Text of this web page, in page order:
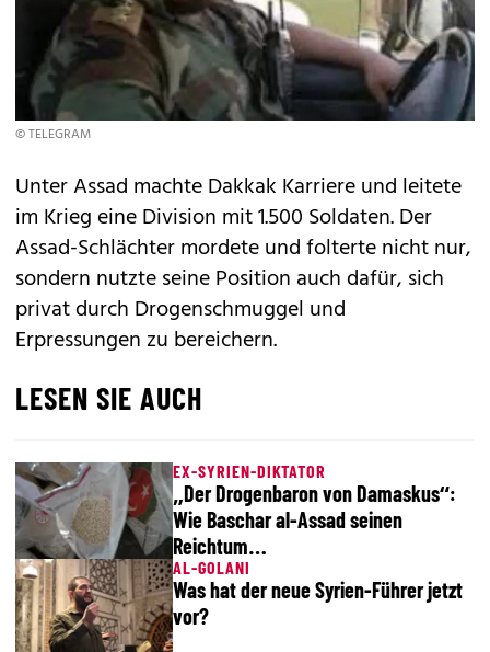
© TELEGRAM
Unter Assad machte Dakkak Karriere und leitete
im Krieg eine Division mit 1.500 Soldaten. Der
Assad-Schlächter mordete und folterte nicht nur,
sondern nutzte seine Position auch dafür, sich
privat durch Drogenschmuggel und
Erpressungen zu bereichern.
LESEN SIE AUCH
EX-SYRIEN-DIKTATOR
„Der Drogenbaron von Damaskus“:
Wie Baschar al-Assad seinen
Reichtum…
AL-GOLANI
Was hat der neue Syrien-Führer jetzt
vor?